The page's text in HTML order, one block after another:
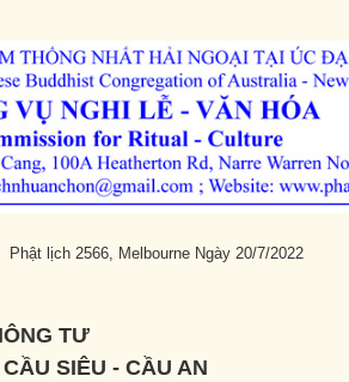
Ngày 20/7/2022
TƯ
SIÊU - CẦU AN